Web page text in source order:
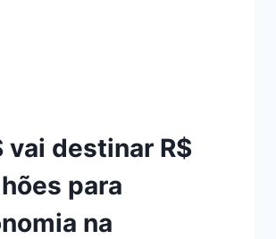
vai destinar R$
para
na